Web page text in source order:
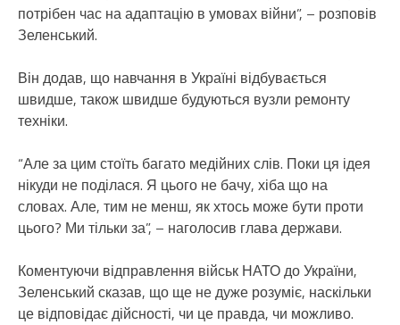
потрібен час на адаптацію в умовах війни”, – розповів
Зеленський.
Він додав, що навчання в Україні відбувається
швидше, також швидше будуються вузли ремонту
техніки.
“Але за цим стоїть багато медійних слів. Поки ця ідея
нікуди не поділася. Я цього не бачу, хіба що на
словах. Але, тим не менш, як хтось може бути проти
цього? Ми тільки за”, – наголосив глава держави.
Коментуючи відправлення військ НАТО до України,
Зеленський сказав, що ще не дуже розуміє, наскільки
це відповідає дійсності, чи це правда, чи можливо.